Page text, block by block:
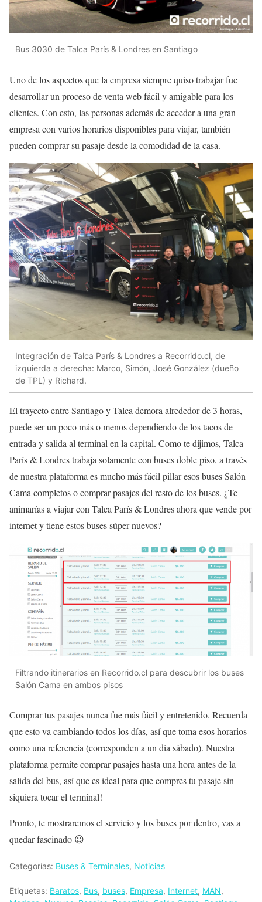
Bus 3030 de Talca París & Londres en Santiago
Uno de los aspectos que la empresa siempre quiso trabajar fue
desarrollar un proceso de venta web fácil y amigable para los
clientes. Con esto, las personas además de acceder a una gran
empresa con varios horarios disponibles para viajar, también
pueden comprar su pasaje desde la comodidad de la casa.
Integración de Talca París & Londres a Recorrido.cl, de
izquierda a derecha: Marco, Simón, José González (dueño
de TPL) y Richard.
El trayecto entre Santiago y Talca demora alrededor de 3 horas,
puede ser un poco más o menos dependiendo de los tacos de
entrada y salida al terminal en la capital. Como te dijimos, Talca
París & Londres trabaja solamente con buses doble piso, a través
de nuestra plataforma es mucho más fácil pillar esos buses Salón
Cama completos o comprar pasajes del resto de los buses. ¿Te
animarías a viajar con Talca París & Londres ahora que vende por
internet y tiene estos buses súper nuevos?
Filtrando itinerarios en Recorrido.cl para descubrir los buses
Salón Cama en ambos pisos
Comprar tus pasajes nunca fue más fácil y entretenido. Recuerda
que esto va cambiando todos los días, así que toma esos horarios
como una referencia (corresponden a un día sábado). Nuestra
plataforma permite comprar pasajes hasta una hora antes de la
salida del bus, así que es ideal para que compres tu pasaje sin
siquiera tocar el terminal!
Pronto, te mostraremos el servicio y los buses por dentro, vas a
quedar fascinado 😉
Categorías: Buses & Terminales, Noticias
Etiquetas: Baratos, Bus, buses, Empresa, Internet, MAN,